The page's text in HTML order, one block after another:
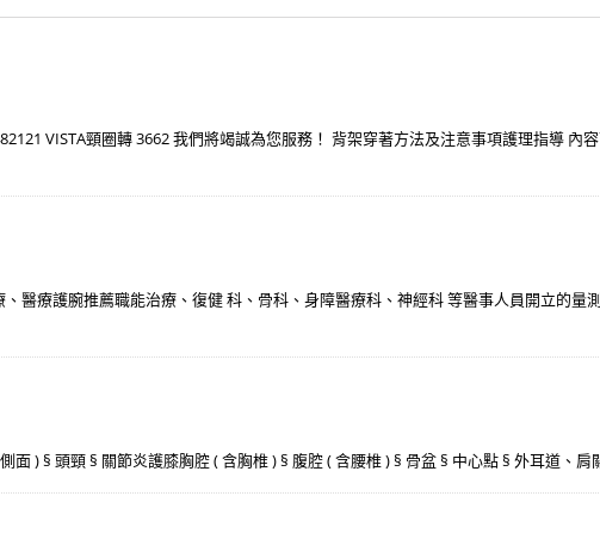
VISTA頸圈轉 3662 我們將竭誠為您服務！ 背架穿著方法及注意事項護理指導 內
醫療護腕推薦職能治療、復健 科、骨科、身障醫療科、神經科 等醫事人員開立的量
) § 頭頸 § 關節炎護膝胸腔 ( 含胸椎 ) § 腹腔 ( 含腰椎 ) § 骨盆 § 中心點 § 外耳道、肩